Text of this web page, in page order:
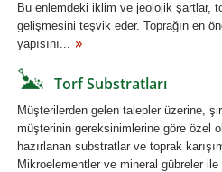
Bu enlemdeki iklim ve jeolojik şartlar,
gelişmesini teşvik eder. Toprağın en
yapısını...
Torf Substratları
Müşterilerden gelen talepler üzerine,
müşterinin gereksinimlerine göre özel
hazırlanan substratlar ve toprak
Mikroelementler ve mineral gübreler